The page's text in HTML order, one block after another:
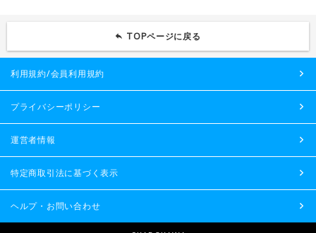
TOPページに戻る
利用規約/会員利用規約
プライバシーポリシー
運営者情報
特定商取引法に基づく表示
ヘルプ・お問い合わせ